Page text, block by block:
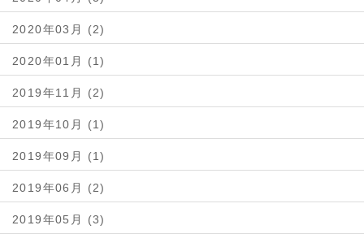
2020年03月 (2)
2020年01月 (1)
2019年11月 (2)
2019年10月 (1)
2019年09月 (1)
2019年06月 (2)
2019年05月 (3)